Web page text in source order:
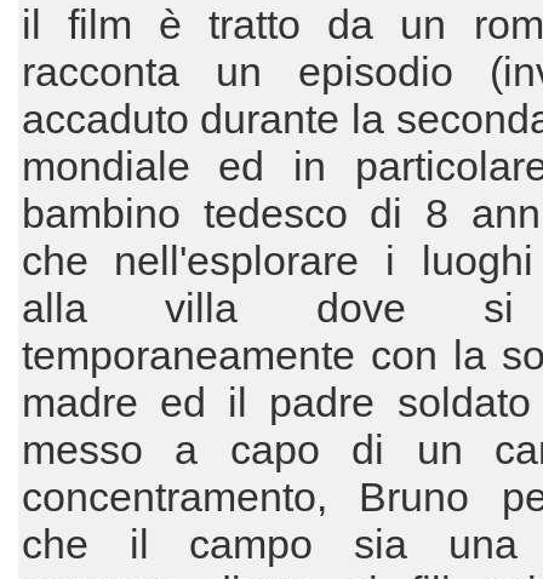
il film è tratto da un
racconta un episodio
accaduto durante la
mondiale ed in
bambino tedesco di 8
che nell'esplorare i
alla villa dove si
temporaneamente con la
madre ed il padre soldato
messo a capo di un
concentramento, Bruno
che il campo sia una